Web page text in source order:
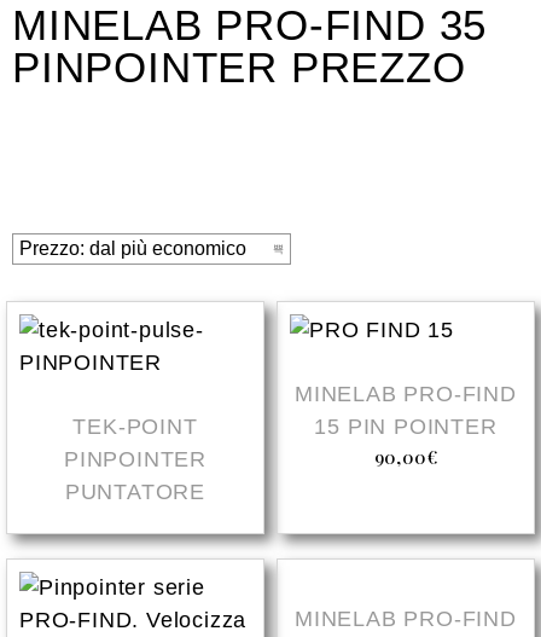
MINELAB PRO-FIND 35
PINPOINTER PREZZO
TEK-POINT
PINPOINTER
PUNTATORE
MINELAB PRO-FIND
15 PIN POINTER
90,00€
MINELAB PRO-FIND